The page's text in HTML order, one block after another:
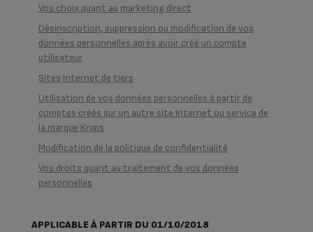
Vos choix quant au marketing direct
Désinscription, suppression ou modification de vos
données personnelles après avoir créé un compte
utilisateur
Sites Internet de tiers
Utilisation de vos données personnelles à partir de
comptes créés sur un autre site Internet ou service de
la marque Krups
Modification de la politique de confidentialité
Vos droits quant au traitement de vos données
personnelles
APPLICABLE À PARTIR DU 01/10/2018